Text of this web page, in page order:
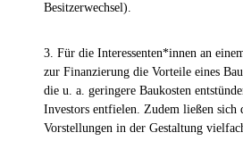
Besitzerwechsel).
3. Für die Interessenten*innen an
zur Finanzierung die Vorteile eines
die u. a. geringere Baukosten
Investors entfielen. Zudem ließen sich
Vorstellungen in der Gestaltung